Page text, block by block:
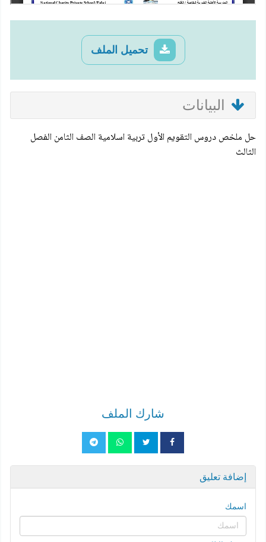
تحميل الملف
البيانات
حل ملخص دروس التقويم الأول تربية اسلامية الصف الثامن الفصل
الثالث
شارك الملف
إضافة تعليق
اسمك